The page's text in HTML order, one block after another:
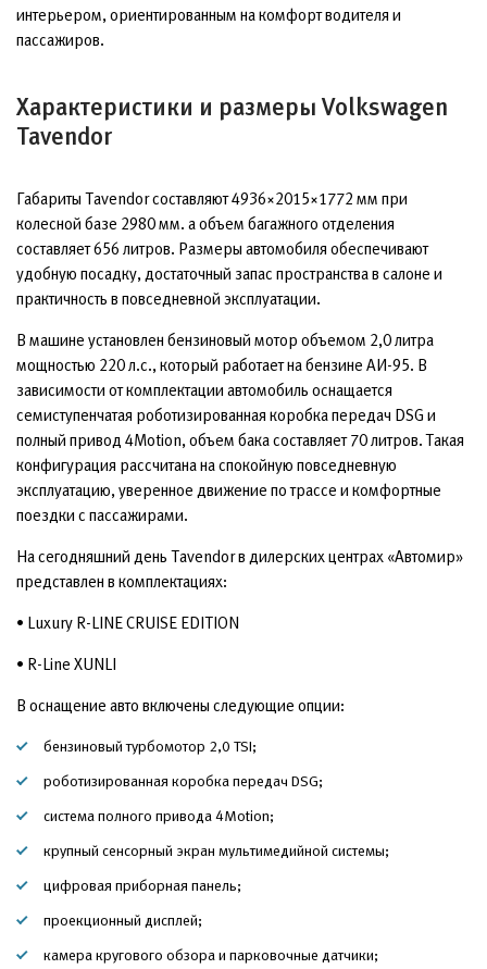
интерьером, ориентированным на комфорт водителя и
пассажиров.
Характеристики и размеры Volkswagen
Tavendor
Габариты Tavendor составляют 4936×2015×1772 мм при
колесной базе 2980 мм. а объем багажного отделения
составляет 656 литров. Размеры автомобиля обеспечивают
удобную посадку, достаточный запас пространства в салоне и
практичность в повседневной эксплуатации.
В машине установлен бензиновый мотор объемом 2,0 литра
мощностью 220 л.с., который работает на бензине АИ-95. В
зависимости от комплектации автомобиль оснащается
семиступенчатая роботизированная коробка передач DSG и
полный привод 4Motion, объем бака составляет 70 литров. Такая
конфигурация рассчитана на спокойную повседневную
эксплуатацию, уверенное движение по трассе и комфортные
поездки с пассажирами.
На сегодняшний день Tavendor в дилерских центрах «Автомир»
представлен в комплектациях:
• Luxury R-LINE CRUISE EDITION
• R-Line XUNLI
В оснащение авто включены следующие опции:
бензиновый турбомотор 2,0 TSI;
роботизированная коробка передач DSG;
система полного привода 4Motion;
крупный сенсорный экран мультимедийной системы;
цифровая приборная панель;
проекционный дисплей;
камера кругового обзора и парковочные датчики;